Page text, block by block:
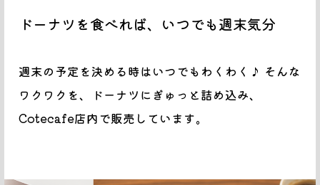
ドーナツを食べれば、いつでも週末気分
週末の予定を決める時はいつでもわくわく♪ そんな
ワクワクを、ドーナツにぎゅっと詰め込み、
Cotecafe店内で販売しています。